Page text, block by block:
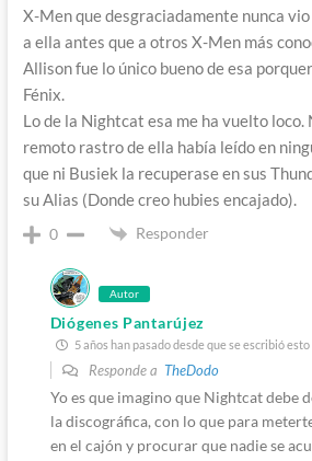
X-Men que desgraciadamente nunca
a ella antes que a otros X-Men más
Allison fue lo único bueno de esa
Fénix.
Lo de la Nightcat esa me ha vuelto loco.
remoto rastro de ella había leído en
que ni Busiek la recuperase en sus
su Alias (Donde creo hubies encajado).
0 Responder
Autor
Diógenes Pantarújez
5 años han pasado desde que se escribió esto
Responde a TheDodo
Yo es que imagino que Nightcat debe
la discográfica, con lo que para
en el cajón y procurar que nadie se